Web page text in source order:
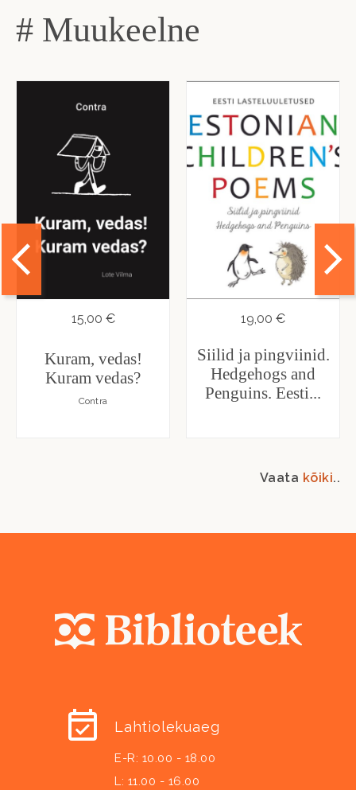
# Muukeelne
15,00 €
Kuram, vedas!
Kuram vedas?
Contra
19,00 €
Siilid ja pingviinid.
Hedgehogs and
Penguins. Eesti...
Vaata kõiki..
Lahtiolekuaeg
E-R: 10.00 - 18.00
L: 11.00 - 16.00